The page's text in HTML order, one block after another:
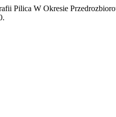
Pilica W Okresie